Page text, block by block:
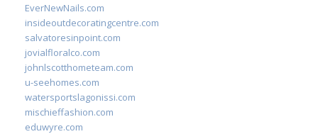
EverNewNails.com
insideoutdecoratingcentre.com
salvatoresinpoint.com
jovialfloralco.com
johnlscotthometeam.com
u-seehomes.com
watersportslagonissi.com
mischieffashion.com
eduwyre.com